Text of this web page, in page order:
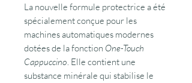
La nouvelle formule protectrice a été
spécialement conçue pour les
machines automatiques modernes
dotées de la fonction One-Touch
Cappuccino. Elle contient une
substance minérale qui stabilise le